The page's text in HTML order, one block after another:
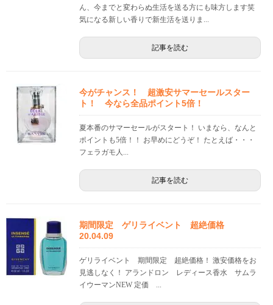
ん、今までと変わらぬ生活を送る方にも味方します笑
気になる新しい香りで新生活を送りま...
記事を読む
今がチャンス！ 超激安サマーセールスター
ト！ 今なら全品ポイント5倍！
夏本番のサマーセールがスタート！ いまなら、なんと
ポイントも5倍！！ お早めにどうぞ！ たとえば・・・
フェラガモ人...
記事を読む
期間限定 ゲリライベント 超絶価格
20.04.09
ゲリライベント 期間限定 超絶価格！ 激安価格をお
見逃しなく！ アランドロン レディース香水 サムラ
イウーマンNEW 定価 ...